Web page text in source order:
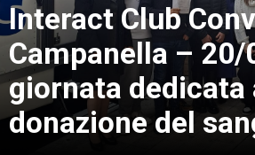
BACHECA SINDACALE
Cerca
Interact Club
Campanella –
giornata dedicata
donazione del